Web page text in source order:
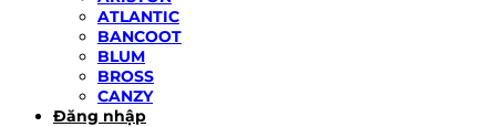
ATLANTIC
BANCOOT
BLUM
BROSS
CANZY
Đăng nhập